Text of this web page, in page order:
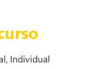
Individual